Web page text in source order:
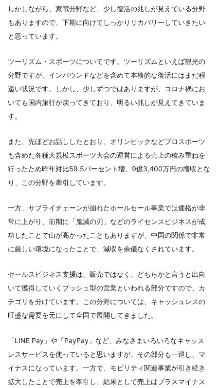
しかしながら、家電分野など、少し復活の兆しが見えている分野
もありますので、下期に向けてしっかりリカバリーしていきたい
と思っています。
ツーリズム・スポーツについてです。ツーリズムといえば観光の
分野ですが、インバウンドなどを含めて本格的な復活にはまだ程
遠い状況です。しかし、少しずつではありますが、コロナ禍にお
いても国内旅行が戻ってきており、明るい兆しが見えてきていま
す。
また、先ほどお話ししたとおり、オリンピックなどプロスポーツ
も含めた各種大規模スポーツ大会の運営による売上の積み重ねを
行ったため昨年対比59.5パーセント増、9億3,400万円の増収とな
り、この分野を牽引しています。
一方、サプライチェーンが崩れたホールセール事業では価格が非
常に上がり、前期に「鬼滅の刃」などのライセンスビジネスが成
功したことで山が高かったこともありますが、中国の関係で非常
に厳しい環境になったことで、減収を余儀なくされています。
セールスビジネス支援は、販売ではなく、どちらかと言うと出向
いて獲得していくプッシュ型の営業といわれる部分ですので、カ
テゴリを分けています。この分野については、キャッシュレスの
旺盛な需要を元にして全国で展開してきました。
「LINE Pay」や「PayPay」など、みなさまいろいろなキャッス
レスサービスを使っていると思いますが、その部分も一巡し、マ
イナスになっています。一方で、モビリティ関連事業が引き続き
拡大したことで売上を牽引し、結果として売上はプラスマイナス